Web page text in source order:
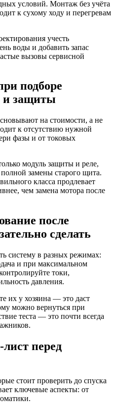
условий. Монтаж без учёта
к сухому ходу и перегревам
учесть
воды и добавить запас
вызовы сервисной
подборе
и защиты
на стоимости, а не
к отсутствию нужной
фазы и от токовых
модуль защиты и реле,
замены старого щита.
класса продлевает
чем замена мотора после
после
сделать
систему в разных режимах:
и при максимальном
токи,
давления.
их у хозяина — это даст
можно вернуться при
теста — это почти всегда
перед
стоит проверить до спуска
ключевые аспекты: от